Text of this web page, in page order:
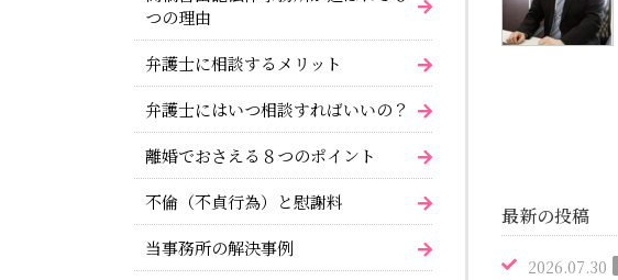
つの理由
弁護士に相談するメリット
弁護士にはいつ相談すればいいの？
離婚でおさえる８つのポイント
不倫（不貞行為）と慰謝料
当事務所の解決事例
最新の投稿
2026.07.30